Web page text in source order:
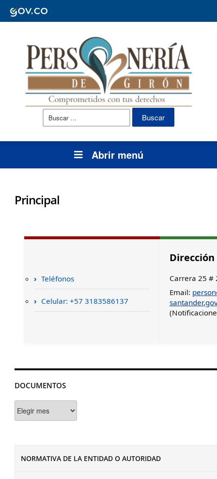
Buscar:
Abrir menú
DOCUMENTOS
NORMATIVA DE LA ENTIDAD O AUTORIDAD
Principal
Teléfonos
Celular: +57 3183586137
Dirección
Carrera 25 #
Email: